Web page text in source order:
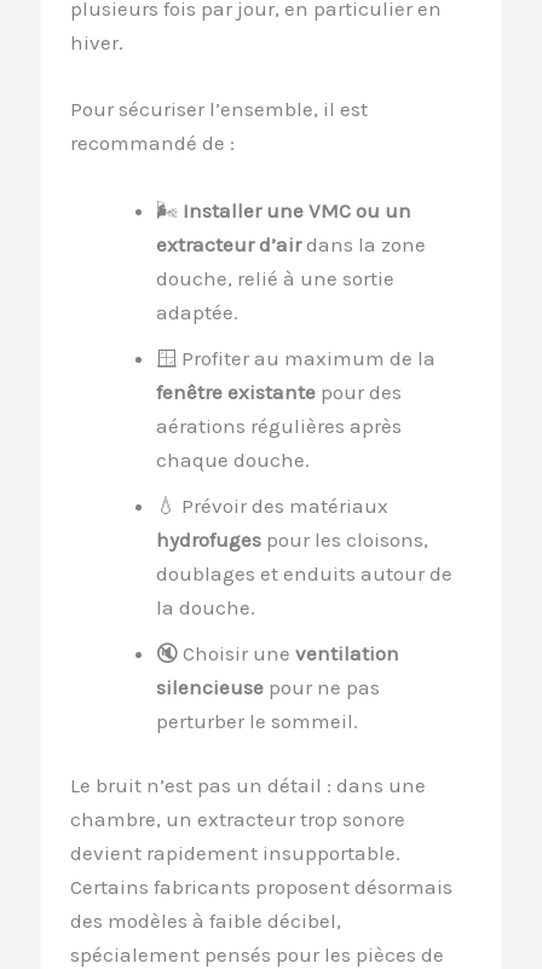
plusieurs fois par jour, en particulier en
hiver.
Pour sécuriser l’ensemble, il est
recommandé de :
🌬 Installer une VMC ou un
extracteur d’airdans la zone
douche, relié à une sortie
adaptée.
🪟 Profiter au maximum de la
fenêtre existante pour des
aérations régulières après
chaque douche.
💧 Prévoir des matériaux
hydrofuges pour les cloisons,
doublages et enduits autour de
la douche.
🔇 Choisir une ventilation
silencieuse pour ne pas
perturber le sommeil.
Le bruit n’est pas un détail : dans une
chambre, un extracteur trop sonore
devient rapidement insupportable.
Certains fabricants proposent désormais
des modèles à faible décibel,
spécialement pensés pour les pièces de